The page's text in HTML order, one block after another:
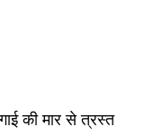
की मार से त्रस्त